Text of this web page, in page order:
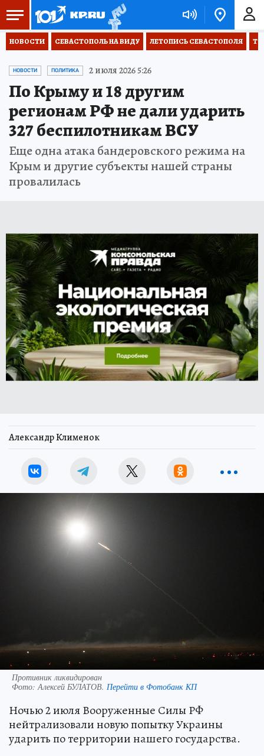
НОВОСТИ СЕВАСТОПОЛЬ НА ВИДУ ЛЕТОПИСЬ СЕВАСТОПОЛЯ
НОВОСТИ ПОЛИТИКА 2 июля 2026 5:26
По Крыму и 18 другим
регионам РФ не дали ударить
327 беспилотникам ВСУ
Еще одна атака бандеровского режима на
Крым и другие субъекты нашей страны
провалилась
Александр Клименок
Противник ликвидирован
Фото:Алексей БУЛАТОВ. Перейти в Фотобанк КП
Ночью 2 июля Вооруженные Силы РФ
нейтрализовали новую попытку Украины
ударить по территории нашего государства.